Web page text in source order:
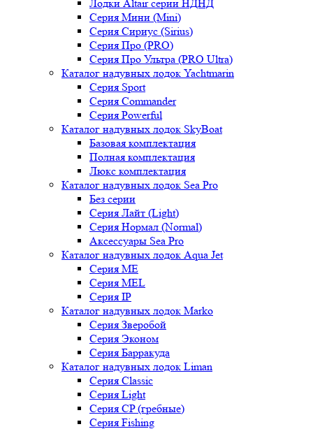
Лодки Altair серии НДНД
Серия Мини (Mini)
Серия Сириус (Sirius)
Серия Про (PRO)
Серия Про Ультра (PRO Ultra)
Каталог надувных лодок Yachtmarin
Серия Sport
Серия Commander
Серия Powerful
Каталог надувных лодок SkyBoat
Базовая комплектация
Полная комплектация
Люкс комплектация
Каталог надувных лодок Sea Pro
Без серии
Серия Лайт (Light)
Серия Нормал (Normal)
Аксессуары Sea Pro
Каталог надувных лодок Aqua Jet
Серия ME
Серия MEL
Серия IP
Каталог надувных лодок Marko
Серия Зверобой
Серия Эконом
Серия Барракуда
Каталог надувных лодок Liman
Серия Classic
Серия Light
Серия CP (гребные)
Серия Fishing